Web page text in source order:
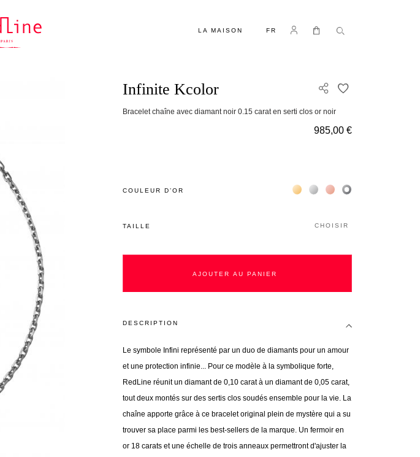
LA MAISON FR Se connecter
Mon panier
Infinite Kcolor
Bracelet chaîne avec diamant noir 0.15 carat en serti clos or noir
985,00 €
COULEUR D’OR Жёлтое золото 18К
Белое золото 18К
Розовое золото 18К
Чёрное золото 18К
TAILLE CHOISIR
AJOUTER AU PANIER
DESCRIPTION
Le symbole Infini représenté par un duo de diamants pour un amour
et une protection infinie... Pour ce modèle à la symbolique forte,
RedLine réunit un diamant de 0,10 carat à un diamant de 0,05 carat,
tout deux montés sur des sertis clos soudés ensemble pour la vie. La
chaîne apporte grâce à ce bracelet original plein de mystère qui a su
trouver sa place parmi les best-sellers de la marque. Un fermoir en
or 18 carats et une échelle de trois anneaux permettront d'ajuster la